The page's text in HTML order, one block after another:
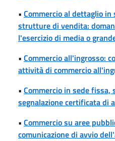
• Commercio al dettaglio
strutture di vendita:
l'esercizio di media o
• Commercio all'ingrosso:
attività di commercio
• Commercio in sede fissa,
segnalazione certificata di
• Commercio su aree
comunicazione di avvio